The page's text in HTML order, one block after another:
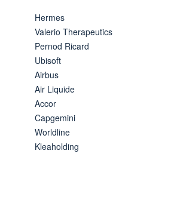
Hermes
Valerio Therapeutics
Pernod Ricard
Ubisoft
Airbus
Air Liquide
Accor
Capgemini
Worldline
Kleaholding